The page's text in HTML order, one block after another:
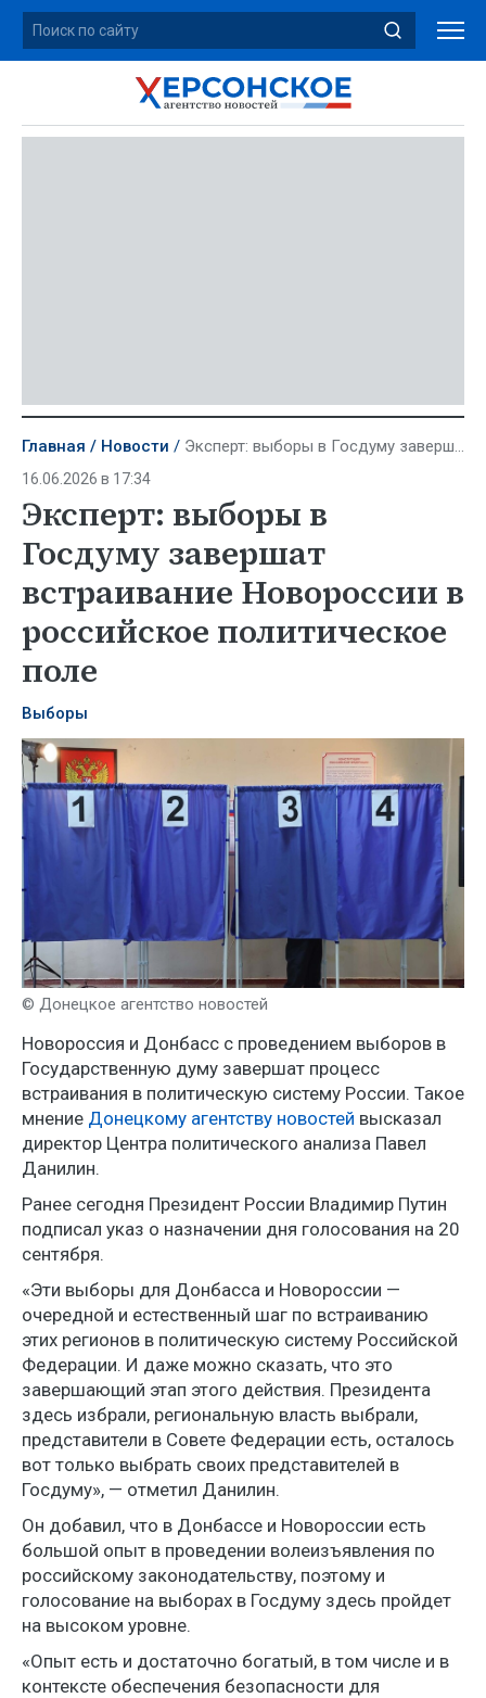
Главная Новости Эксперт: выборы в Госдуму завершат встраивание Новороссии в российское политическое поле
16.06.2026 в 17:34
Эксперт: выборы в
Госдуму завершат
встраивание Новороссии в
российское политическое
поле
Выборы
© Донецкое агентство новостей
Новороссия и Донбасс с проведением выборов в
Государственную думу завершат процесс
встраивания в политическую систему России. Такое
мнение Донецкому агентству новостей высказал
директор Центра политического анализа Павел
Данилин.
Ранее сегодня Президент России Владимир Путин
подписал указ о назначении дня голосования на 20
сентября.
«Эти выборы для Донбасса и Новороссии —
очередной и естественный шаг по встраиванию
этих регионов в политическую систему Российской
Федерации. И даже можно сказать, что это
завершающий этап этого действия. Президента
здесь избрали, региональную власть выбрали,
представители в Совете Федерации есть, осталось
вот только выбрать своих представителей в
Госдуму», — отметил Данилин.
Он добавил, что в Донбассе и Новороссии есть
большой опыт в проведении волеизъявления по
российскому законодательству, поэтому и
голосование на выборах в Госдуму здесь пройдет
на высоком уровне.
«Опыт есть и достаточно богатый, в том числе и в
контексте обеспечения безопасности для